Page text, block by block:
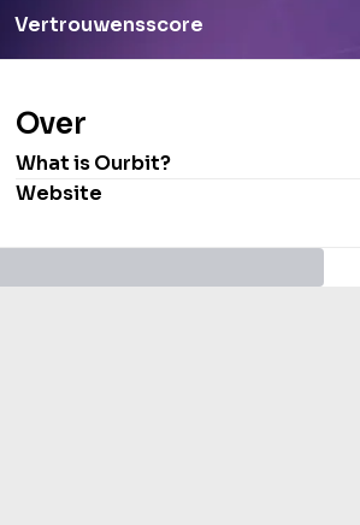
Vertrouwensscore
Over
What isOurbit?
Website